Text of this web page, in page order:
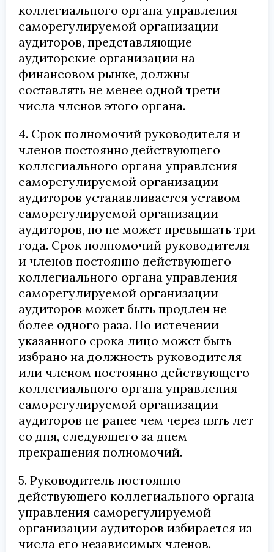
коллегиального органа управления
саморегулируемой организации
аудиторов, представляющие
аудиторские организации на
финансовом рынке, должны
составлять не менее одной трети
числа членов этого органа.
4. Срок полномочий руководителя и
членов постоянно действующего
коллегиального органа управления
саморегулируемой организации
аудиторов устанавливается уставом
саморегулируемой организации
аудиторов, но не может превышать три
года. Срок полномочий руководителя
и членов постоянно действующего
коллегиального органа управления
саморегулируемой организации
аудиторов может быть продлен не
более одного раза. По истечении
указанного срока лицо может быть
избрано на должность руководителя
или членом постоянно действующего
коллегиального органа управления
саморегулируемой организации
аудиторов не ранее чем через пять лет
со дня, следующего за днем
прекращения полномочий.
5. Руководитель постоянно
действующего коллегиального органа
управления саморегулируемой
организации аудиторов избирается из
числа его независимых членов.